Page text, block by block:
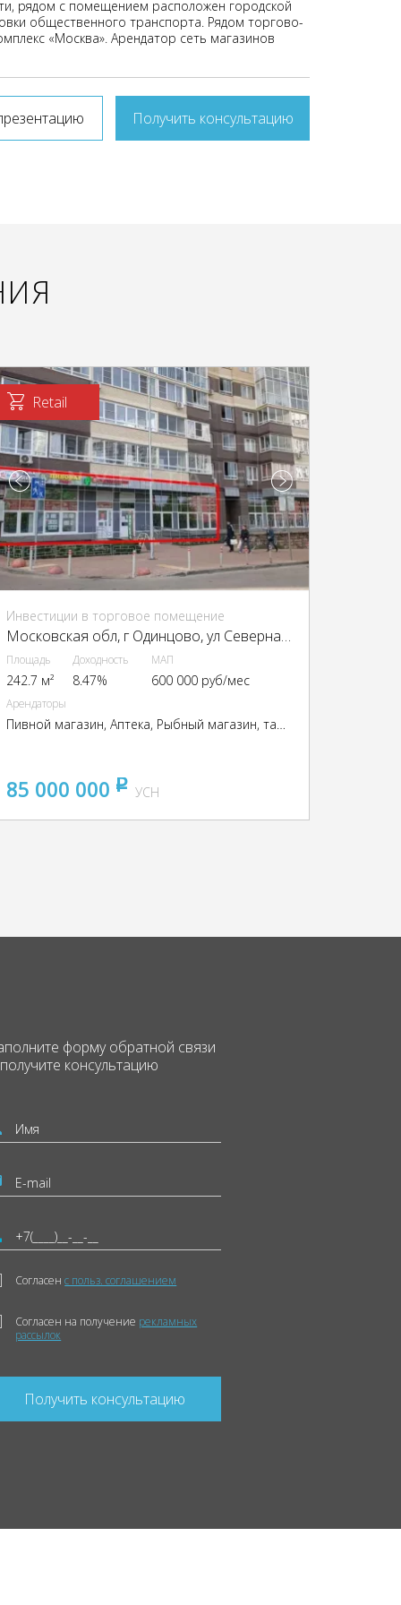
рядом с помещением расположен городской
общественного транспорта. Рядом торгово-
«Москва». Арендатор сеть магазинов
Получить консультацию
Retail
Инвестиции в торговое помещение
Московская обл, г Одинцово, ул Северная, д 5 к 2
Площадь
242.7 м²
Доходность
8.47%
МАП
600 000 руб/мес
Арендаторы
Пивной магазин, Аптека, Рыбный магазин, табак
85 000 000 pуб
УСН
формуобратной связи
консультацию
Согласенс польз. соглашением
Согласен на получение рекламных
рассылок
Получить консультацию